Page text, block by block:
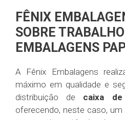
FÊNIX
SOBRE
EMBALAGENS
A Fênix Embalagens
máximo em qualidade e
distribuição de caixa
oferecendo, neste caso,